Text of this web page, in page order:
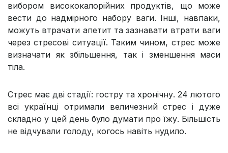
вибором висококалорійних продуктів, що може
вести до надмірного набору ваги. Інші, навпаки,
можуть втрачати апетит та зазнавати втрати ваги
через стресові ситуації. Таким чином, стрес може
визначати як збільшення, так і зменшення маси
тіла.
Стрес має дві стадії: гостру та хронічну. 24 лютого
всі українці отримали величезний стрес і дуже
складно у цей день було думати про їжу. Більшість
не відчували голоду, когось навіть нудило.